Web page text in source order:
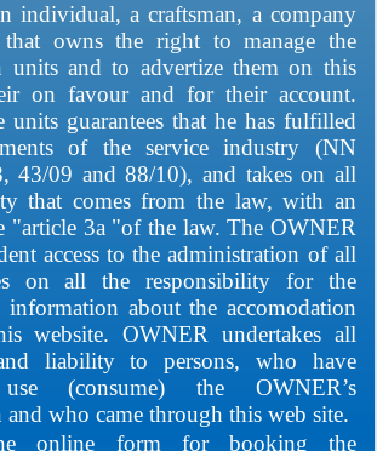
individual, a craftsman, a company
that owns the right to manage the
units and to advertize them on this
on favour and for their account.
guarantees that he has fulfilled
of the service industry (NN
43/09 and 88/10), and takes on all
that comes from the law, with an
"article 3a "of the law. The OWNER
access to the administration of all
on all the responsibility for the
information about the accomodation
website. OWNER undertakes all
liability to persons, who have
(consume) the OWNER’s
and who came through this web site.
online form for booking the